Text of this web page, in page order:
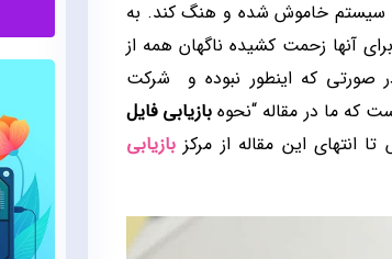
یا سیستم خاموش شده و هنگ کند. به
آنها زحمت کشیده ناگهان همه از
صورتی که اینطور نبوده و شرکت
که ما در مقاله “نحوه بازیابی فایل
انتهای این مقاله از مرکزبازیابی